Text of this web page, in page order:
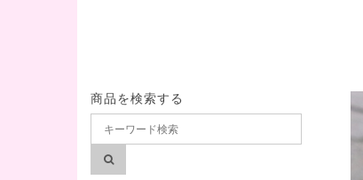
商品を検索する